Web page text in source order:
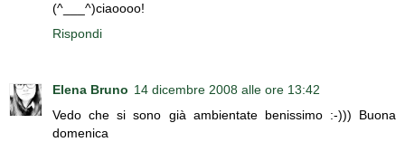
(^___^)ciaoooo!
Rispondi
Elena Bruno 14 dicembre 2008 alle ore 13:42
Vedo che si sono già ambientate benissimo :-))) Buona
domenica